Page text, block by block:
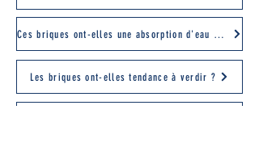
Ces briques ont-elles une absorption d'eau élevée?
Les briques ont-elles tendance à verdir ?